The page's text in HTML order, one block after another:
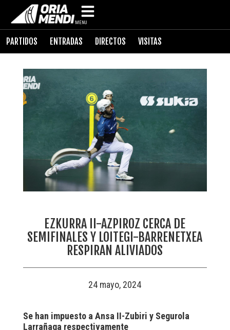
MENU
PARTIDOS ENTRADAS DIRECTOS VISITAS
EZKURRA II-AZPIROZ CERCA DE
SEMIFINALES Y LOITEGI-BARRENETXEA
RESPIRAN ALIVIADOS
24 mayo, 2024
Se han impuesto a Ansa II-Zubiri y Segurola
Larrañaga respectivamente